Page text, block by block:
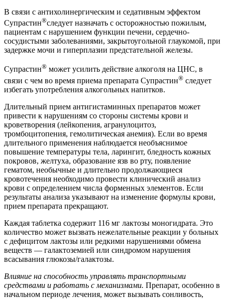
В связи с антихолинергическим и седативным эффектом
Супрастин®следует назначать с осторожностью пожилым,
пациентам с нарушением функции печени, сердечно-
сосудистыми заболеваниями, закрытоугольной глаукомой, при
задержке мочи и гиперплазии предстательной железы.
Супрастин® может усилить действие алкоголя на ЦНС, в
связи с чем во время приема препарата Супрастин® следует
избегать употребления алкогольных напитков.
Длительный прием антигистаминных препаратов может
привести к нарушениям со стороны системы крови и
кроветворения (лейкопения, агранулоцитоз,
тромбоцитопения, гемолитическая анемия). Если во время
длительного применения наблюдается необъяснимое
повышение температуры тела, ларингит, бледность кожных
покровов, желтуха, образование язв во рту, появление
гематом, необычные и длительно продолжающиеся
кровотечения необходимо провести клинический анализ
крови с определением числа форменных элементов. Если
результаты анализа указывают на изменение формулы крови,
прием препарата прекращают.
Каждая таблетка содержит 116 мг лактозы моногидрата. Это
количество может вызвать нежелательные реакции у больных
с дефицитом лактозы или редкими нарушениями обмена
веществ — галактоземией или синдромом нарушения
всасывания глюкозы/галактозы.
Влияние на способность управлять транспортными
средствами и работать с механизмами. Препарат, особенно в
начальном периоде лечения, может вызывать сонливость,